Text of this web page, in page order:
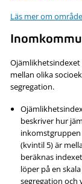
Läs mer om
mellan olika
segregation.
beskriver hur
(kvintil 5) är
beräknas
löper på en
segregation och